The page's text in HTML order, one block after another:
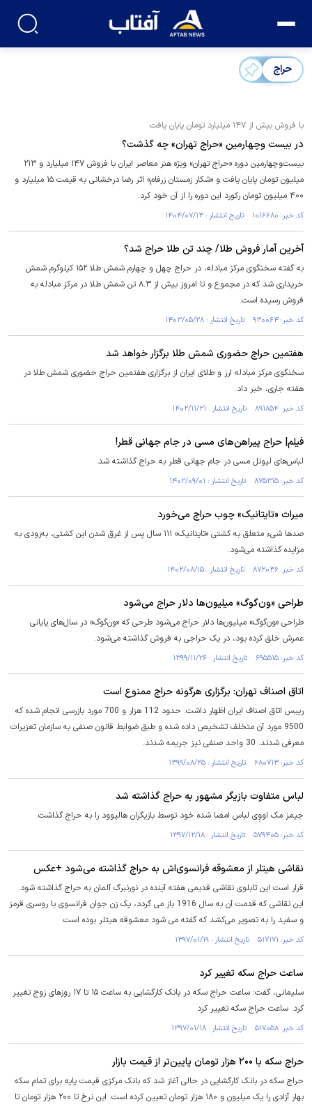
حراج
با فروش بیش از ۱۴۷ میلیارد تومان پایان یافت
در بیست‌ وچهارمین «حراج تهران» چه گذشت؟
بیست‌وچهارمین دوره «حراج تهران» ویژه هنر معاصر ایران با فروش ۱۴۷ میلیارد و ۲۱۳
میلیون تومان پایان یافت و «شکار زمستان زرفام» اثر رضا درخشانی به قیمت ۱۵ میلیارد و
۴۰۰ میلیون تومان رکورد این دوره را از آن خود کرد.
کد خبر: ۱۰۱۶۶۸۰ تاریخ انتشار : ۱۴۰۴/۰۷/۱۳
آخرین آمار فروش طلا/ چند تن طلا حراج شد؟
به گفته سخنگوی مرکز مبادله، در حراج چهل و چهارم شمش طلا ۱۵۲ کیلوگرم شمش
خریداری شد که در مجموع و تا امروز بیش از ۸.۳ تن شمش طلا در مرکز مبادله به
فروش رسیده است.
کد خبر: ۹۳۰۰۶۴ تاریخ انتشار : ۱۴۰۳/۰۵/۲۸
هفتمین حراج حضوری شمش طلا برگزار خواهد شد
سخنگوی مرکز مبادله ارز و طلای ایران از برگزاری هفتمین حراج حضوری شمش طلا در
هفته جاری، خبر داد.
کد خبر: ۸۹۱۸۵۴ تاریخ انتشار : ۱۴۰۲/۱۱/۲۱
فیلم| حراج پیراهن‌های مسی در جام جهانی قطر!
لباس‌های لیونل مسی در جام جهانی قطر به حراج گذاشته شد.
کد خبر: ۸۷۵۳۱۵ تاریخ انتشار : ۱۴۰۲/۰۹/۰۱
میراث «تایتانیک» چوب حراج می‌خورد
صدها شیء متعلق به کشتی «تایتانیک» ‌۱۱۱ سال پس از غرق شدن این کشتی، به‌زودی به
مزایده گذاشته می‌شود.
کد خبر: ۸۷۲۰۳۶ تاریخ انتشار : ۱۴۰۲/۰۸/۱۵
طراحی «ون‌گوگ» میلیون‌ها دلار حراج می‌شود
طراحی «ون‌گوگ» میلیون‌ها دلار حراج می‌شود طرحی که «ون‌گوگ» در سال‌های پایانی
عمرش خلق کرده بود، در یک حراجی به فروش گذاشته می‌شود.
کد خبر: ۶۹۵۵۱۵ تاریخ انتشار : ۱۳۹۹/۱۱/۲۶
اتاق اصناف تهران: برگزاری هرگونه حراج ممنوع است
رییس اتاق اصناف ایران اظهار داشت: حدود 112 هزار و 700 مورد بازرسی انجام شده که
9500 مورد آن متخلف تشخیص داده شده و طبق ضوابط قانون صنفی به سازمان تعزیرات
معرفی شدند. 30 واحد صنفی نیز جریمه شدند.
کد خبر: ۶۸۰۷۱۳ تاریخ انتشار : ۱۳۹۹/۰۸/۲۵
لباس متفاوت بازیگر مشهور به حراج گذاشته شد
جیمز مک اووِی لباس امضا شده خود توسط بازیگران هالیوود را به حراج گذاشت.
کد خبر: ۵۷۹۴۰۵ تاریخ انتشار : ۱۳۹۷/۱۲/۱۸
نقاشی هیتلر از معشوقه فرانسوی‌اش به حراج گذاشته می‌شود +عکس
قرار است این تابلوی نقاشی قدیمی هفته آینده در نورنبرگ آلمان به حراج گذاشته شود.
این نقاشی که قدمت آن به سال 1916 باز می گردد، یک زن جوان فرانسوی با روسری قرمز
و سفید را به تصویر می‌کشد که گفته می شود معشوقه هیتلر بوده است.
کد خبر: ۵۱۷۱۷۱ تاریخ انتشار : ۱۳۹۷/۰۱/۱۹
ساعت حراج سکه تغییر کرد
سلیمانی، گفت: ساعت حراج سکه در بانک کارگشایی به ساعت ۱۵ تا ۱۷ روزهای زوج تغییر
کرد. ساعت حراج سکه تغییر کرد
کد خبر: ۵۱۷۰۵۸ تاریخ انتشار : ۱۳۹۷/۰۱/۱۸
حراج سکه با ۲۰۰ هزار تومان پایین‌تر از قیمت بازار
حراج سکه در بانک کارگشایی در حالی آغاز شد که بانک مرکزی قیمت پایه برای تمام سکه
بهار آزادی را یک میلیون و ۱۸۰ هزار تومان تعیین کرده است. این نرخ تا ۲۰۰ هزار تومان تا